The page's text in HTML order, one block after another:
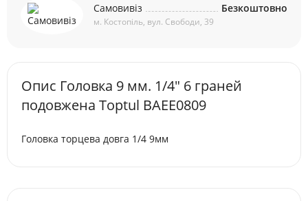
Самовивіз
м. Костопіль, вул. Свободи, 39
Безкоштовно
Опис Головка 9 мм. 1/4" 6 граней
подовжена Toptul BAEE0809
Головка торцева довга 1/4 9мм